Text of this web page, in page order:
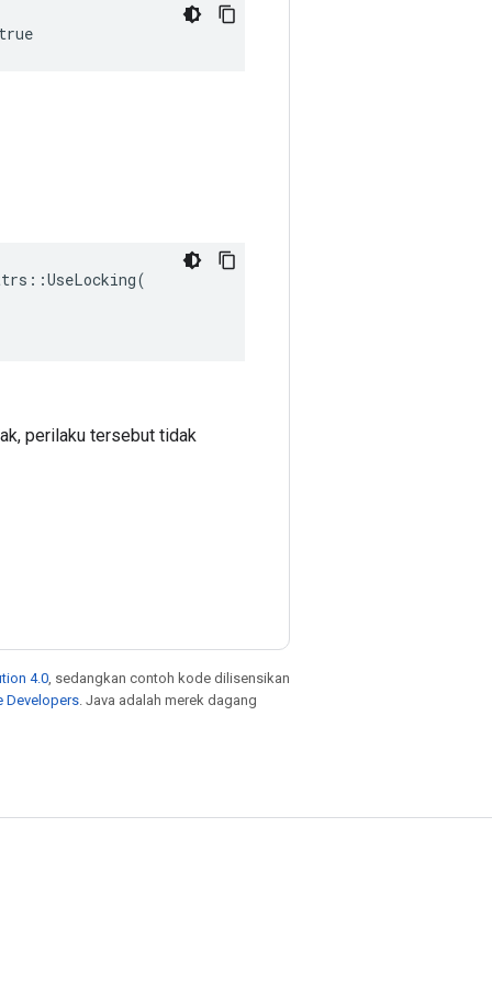
perilaku tersebut tidak
4.0 , sedangkan contoh kode dilisensikan
Developers . Java adalah merek dagang